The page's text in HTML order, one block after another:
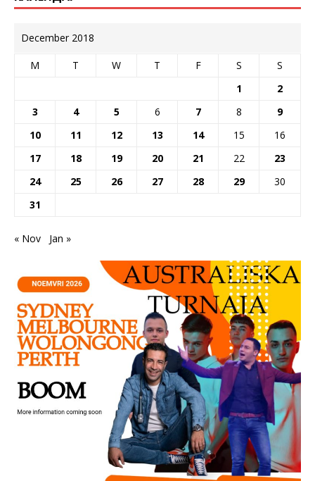
December 2018
M T W T F S
S
1
2
3
4 5 6 7 8
9
10
11 12 13 14 15
16
17
18 19 20 21 22
23
24
25 26 27 28 29
30
31
« Nov Jan »